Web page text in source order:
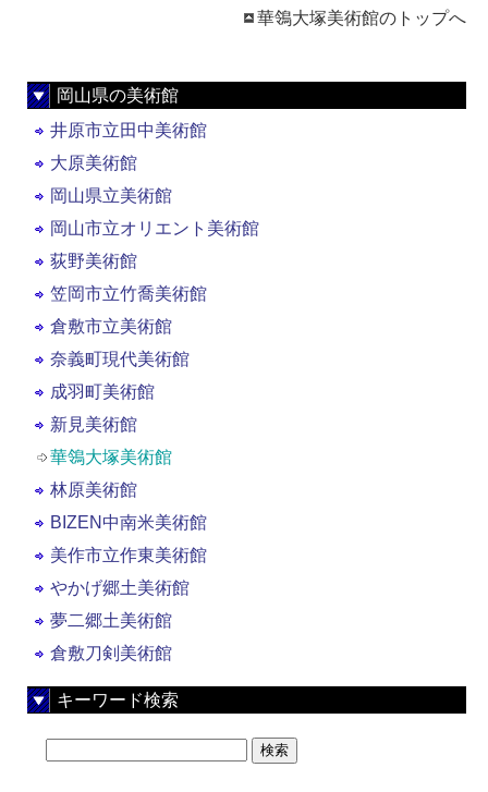
華鴒大塚美術館のトップへ
岡山県の美術館
井原市立田中美術館
大原美術館
岡山県立美術館
岡山市立オリエント美術館
荻野美術館
笠岡市立竹喬美術館
倉敷市立美術館
奈義町現代美術館
成羽町美術館
新見美術館
華鴒大塚美術館
林原美術館
BIZEN中南米美術館
美作市立作東美術館
やかげ郷土美術館
夢二郷土美術館
倉敷刀剣美術館
キーワード検索